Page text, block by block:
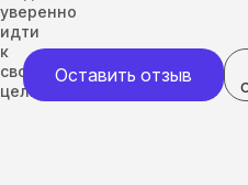
уверенно
идти
к
своим
целям
Оставить отзыв